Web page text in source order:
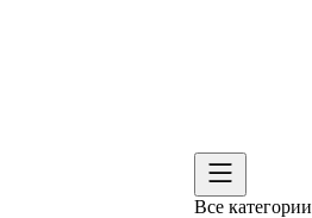
Все категории